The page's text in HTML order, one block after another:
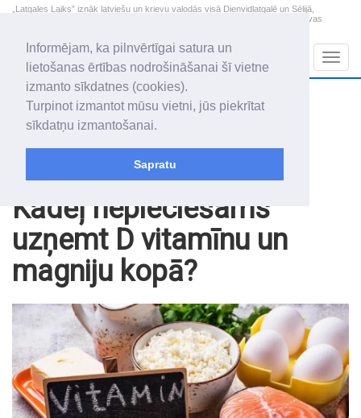
Informējam, ka pilnvērtīgai satura un
lietošanas ērtības nodrošināšanai šī vietne
izmanto sīkdatnes (cookies).
Turpinot izmantot mūsu vietni, jūs piekrītat
sīkdatņu izmantošanai.
Sapratu
„Latgales Laiks” iznāk latviešu un krievu valodās visā Dienvidlatgalē un Sēlijā,
„Latgales Laiks” latviešu valodā aptver Daugavpils valstspilsētu, Augšdaugavas
2026. gada 7. augusts
Piektdiena
Alfrēds, Fredis, Madars
+20.2
Kādēļ nepieciešams
uzņemt D vitamīnu un
magniju kopā?